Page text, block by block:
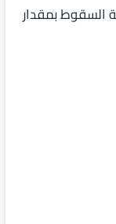
السقوط بمقدار